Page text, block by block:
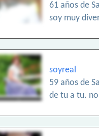
61 años de
soy muy
soyreal
59 años de
de tu a tu.